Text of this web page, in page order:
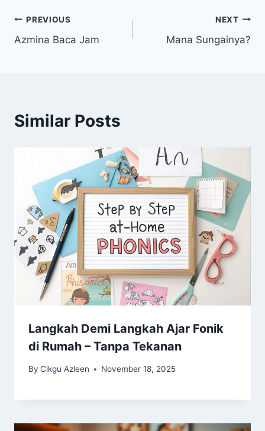
Post
navigation
PREVIOUS
Azmina Baca Jam
NEXT
Mana Sungainya?
Similar Posts
Langkah Demi Langkah Ajar Fonik
di Rumah – Tanpa Tekanan
By Cikgu Azleen November 18, 2025